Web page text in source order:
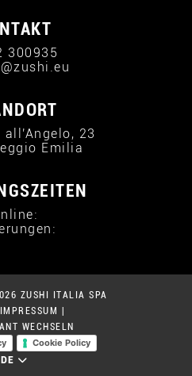
300935
23
Emilia
ZUSHI ITALIA SPA
IMPRESSUM
WECHSELN
Cookie Policy
DE